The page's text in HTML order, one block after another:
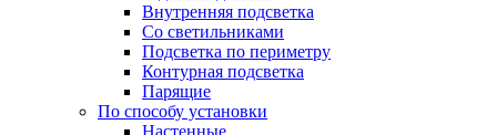
Внутренняя подсветка
Со светильниками
Подсветка по периметру
Контурная подсветка
Парящие
По способу установки
Настенные